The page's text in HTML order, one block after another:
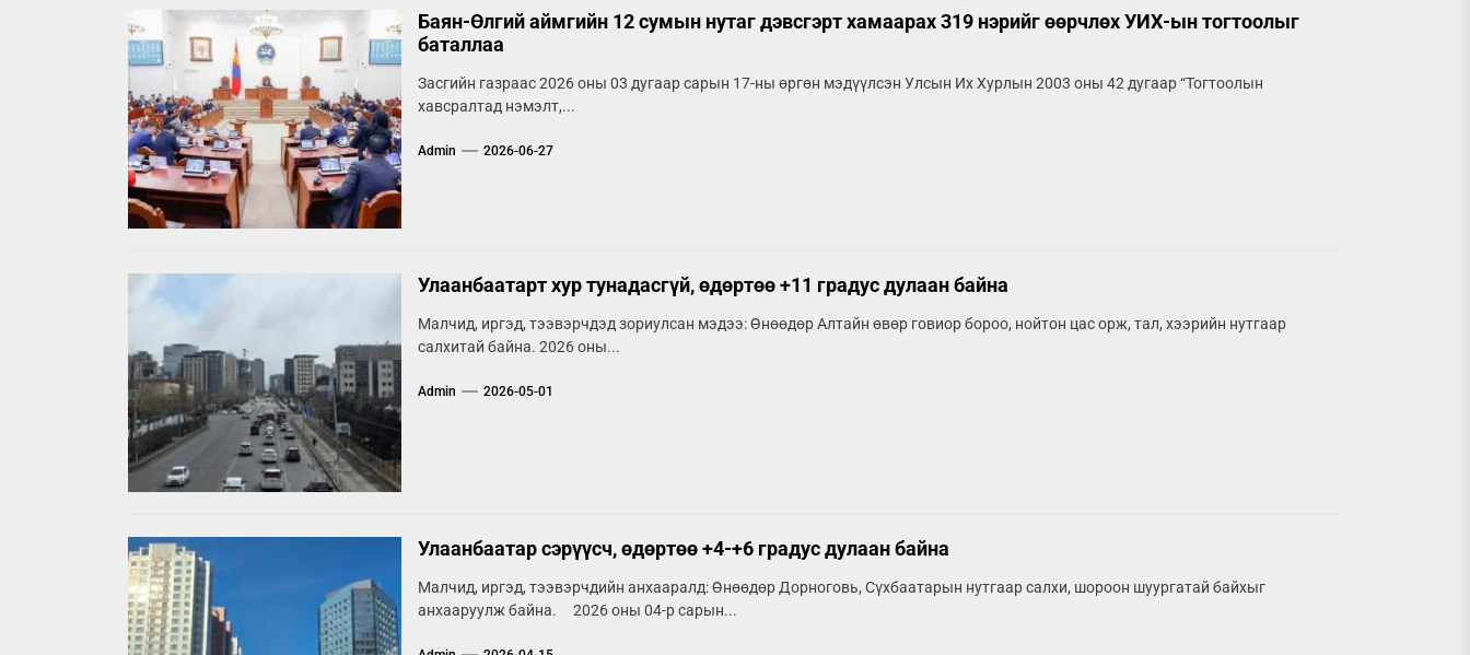
Баян-Өлгий аймгийн 12 сумын нутаг дэвсгэрт хамаарах 319 нэрийг өөрчлөх УИХ-ын тогтоолыг
баталлаа
Засгийн газраас 2026 оны 03 дугаар сарын 17-ны өргөн мэдүүлсэн Улсын Их Хурлын 2003 оны 42 дугаар “Тогтоолын
хавсралтад нэмэлт,...
Admin 2026-06-27
Улаанбаатарт хур тунадасгүй, өдөртөө +11 градус дулаан байна
Малчид, иргэд, тээвэрчдэд зориулсан мэдээ: Өнөөдөр Алтайн өвөр говиор бороо, нойтон цас орж, тал, хээрийн нутгаар
салхитай байна. 2026 оны...
Admin 2026-05-01
Улаанбаатар сэрүүсч, өдөртөө +4-+6 градус дулаан байна
Малчид, иргэд, тээвэрчдийн анхааралд: Өнөөдөр Дорноговь, Сүхбаатарын нутгаар салхи, шороон шуургатай байхыг
анхааруулж байна. 2026 оны 04-р сарын...